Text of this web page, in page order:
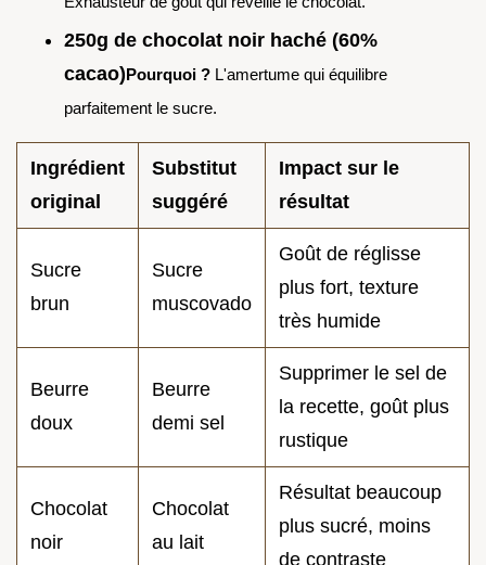
250g de chocolat noir haché (60%
cacao)Pourquoi ? L'amertume qui équilibre
parfaitement le sucre.
Ingrédient
original
Substitut
suggéré
Impact sur le
résultat
Sucre
brun
Sucre
muscovado
Goût de réglisse
plus fort, texture
très humide
Beurre
doux
Beurre
demi sel
Supprimer le sel de
la recette, goût plus
rustique
Chocolat
noir
Chocolat
au lait
Résultat beaucoup
plus sucré, moins
de contraste